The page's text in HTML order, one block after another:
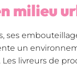
milieu
ses
un
livreurs de